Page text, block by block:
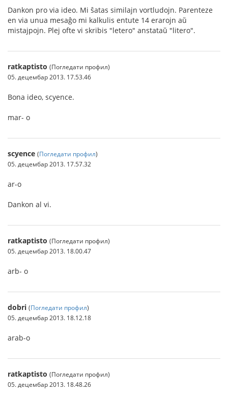
Dankon pro via ideo. Mi ŝatas similajn vortludojn. Parenteze
en via unua mesaĝo mi kalkulis entute 14 erarojn aŭ
mistajpojn. Plej ofte vi skribis "letero" anstataŭ "litero".
ratkaptisto (Погледати профил)
05. децембар 2013. 17.53.46
Bona ideo, scyence.
mar- o
scyence (Погледати профил)
05. децембар 2013. 17.57.32
ar-o
Dankon al vi.
ratkaptisto (Погледати профил)
05. децембар 2013. 18.00.47
arb- o
dobri (Погледати профил)
05. децембар 2013. 18.12.18
arab-o
ratkaptisto (Погледати профил)
05. децембар 2013. 18.48.26